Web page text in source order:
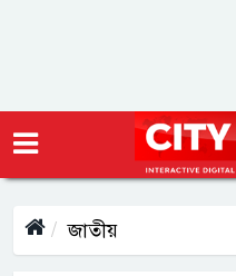
জাতীয়